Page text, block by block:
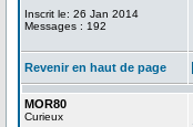
Inscrit le: 26 Jan 2014
Messages : 192
Revenir en haut de page
MOR80
Curieux